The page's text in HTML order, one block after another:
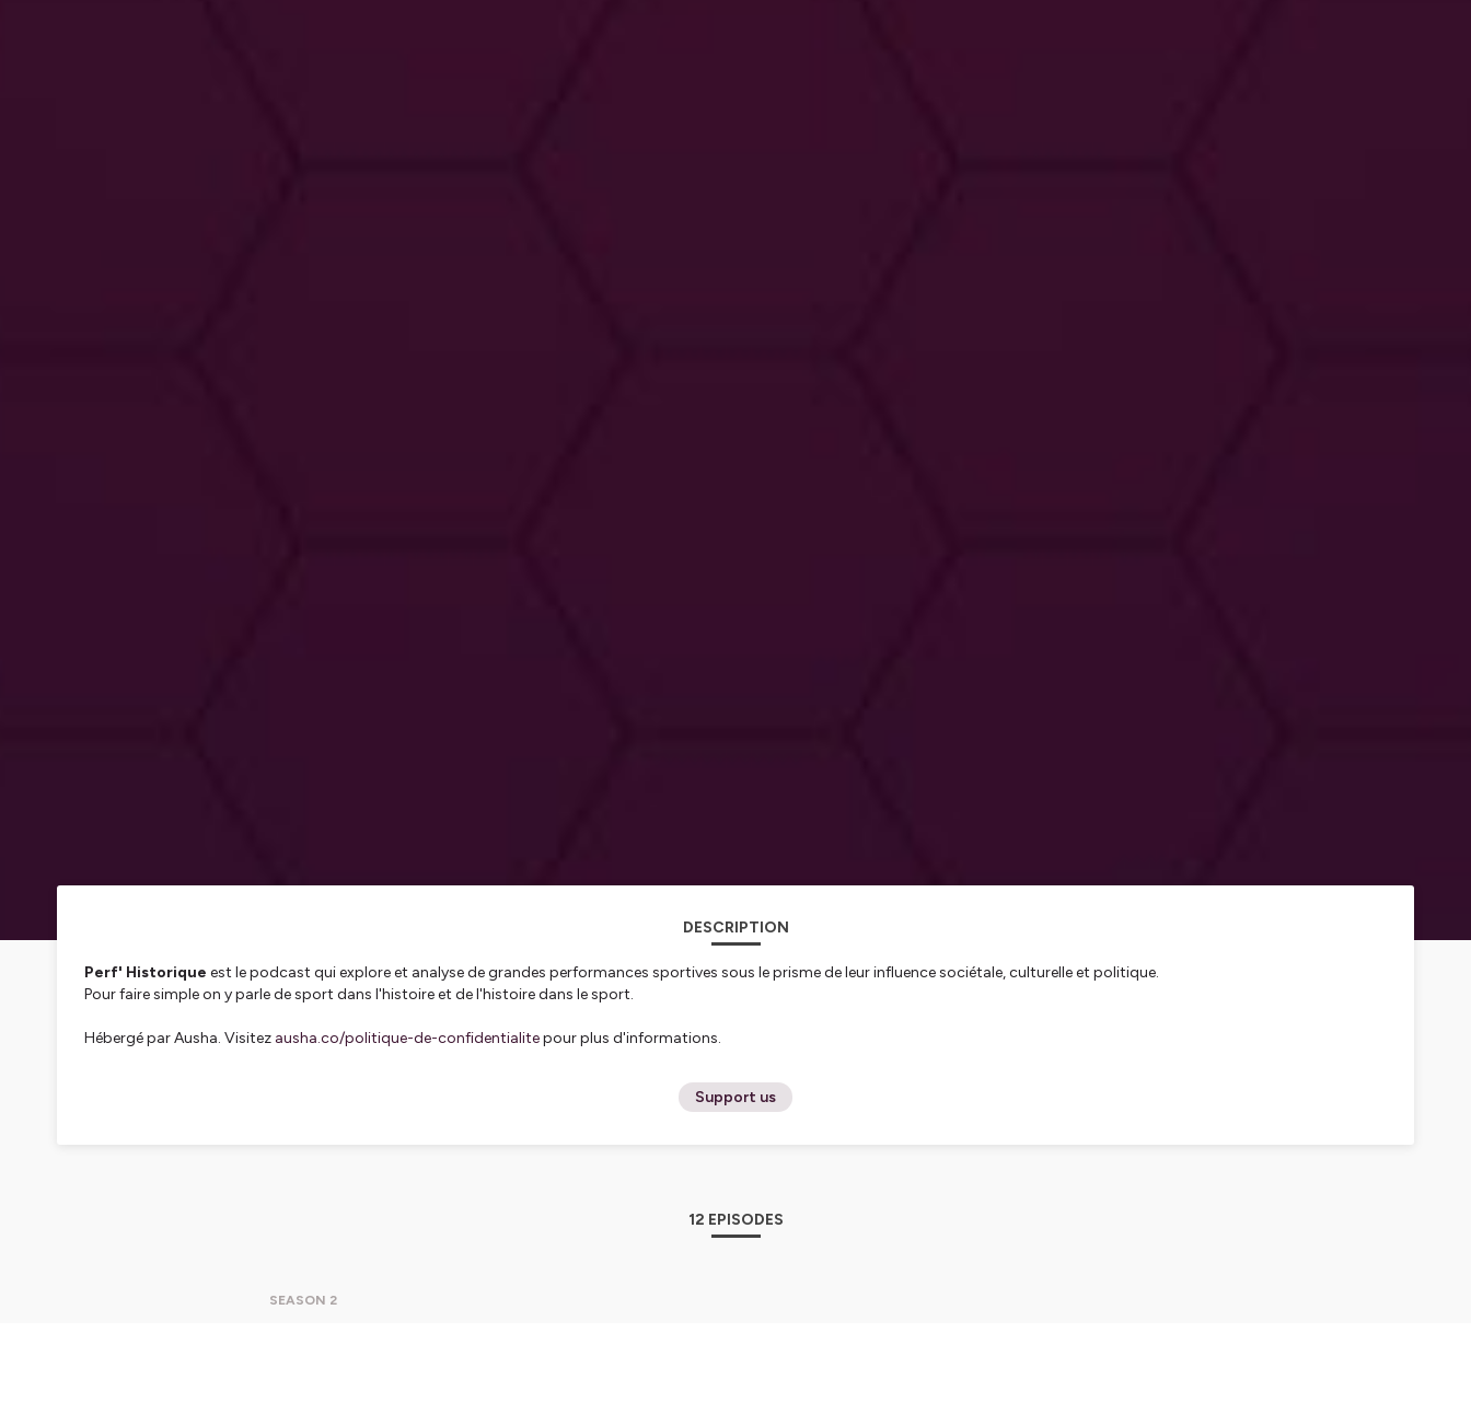
DESCRIPTION
Perf' Historique est le podcast qui explore et analyse de grandes performances sportives sous le prisme de leur influence sociétale, culturelle et politique.
Pour faire simple on y parle de sport dans l'histoire et de l'histoire dans le sport.
Hébergé par Ausha. Visitez ausha.co/politique-de-confidentialitepour plus d'informations.
Support us
12 EPISODES
SEASON 2